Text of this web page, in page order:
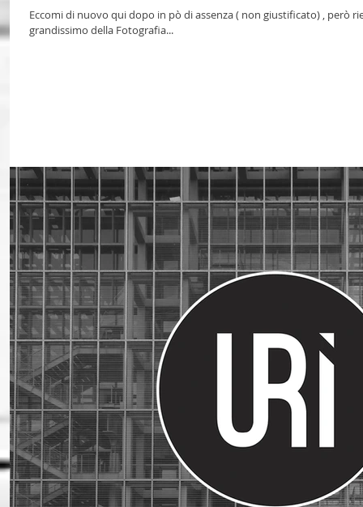
Eccomi di nuovo qui dopo in pò di assenza ( non giustificato) , però
grandissimo della Fotografia...